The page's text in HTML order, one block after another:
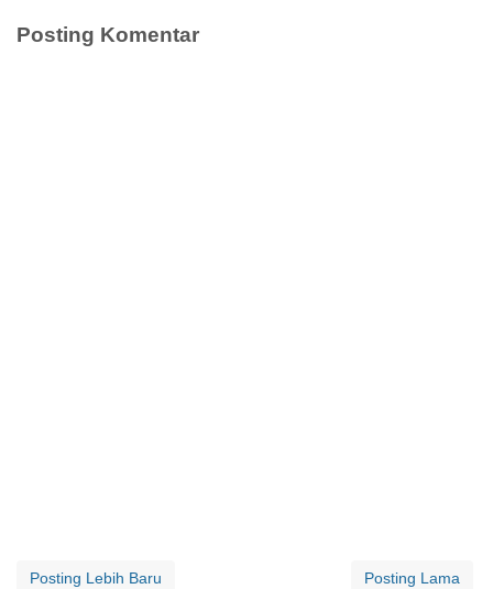
Posting Komentar
Posting Lebih Baru Posting Lama